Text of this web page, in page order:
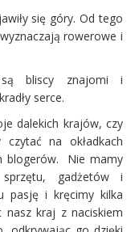
się góry. Od tego
rowerowe i
są bliscy znajomi i
serce.
dalekich krajów, czy
na okładkach
blogerów. Nie mamy
gadżetów i
pasję i kręcimy kilka
nasz kraj z naciskiem